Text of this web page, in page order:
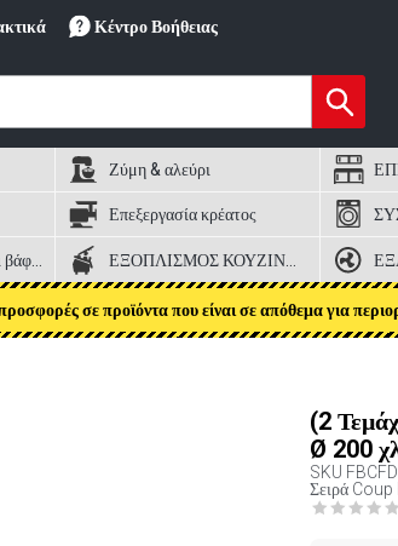
Κέντρο Βοήθειας
Ζύμη & αλεύρι
Επεξεργασία κρέατος
Καφετέρια, παγωτά και βάφλες
σε προϊόντα που είναι σε απόθεμα για
(2
Ø 200
SKU
Σειρά